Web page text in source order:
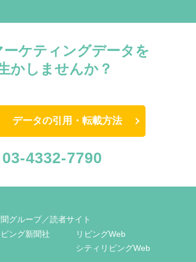
ケティングデータを
かしませんか？
データの引用・転載方法
03-4332-7790
グループ／読者サイト
ング新聞社
リビングWeb
シティリビングWeb